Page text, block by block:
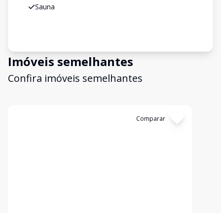
Sauna
Imóveis semelhantes
Confira imóveis semelhantes
Comparar